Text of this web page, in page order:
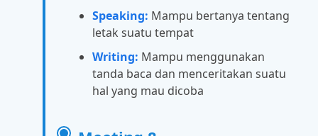
Speaking: Mampu bertanya tentang
letak suatu tempat
Writing: Mampu menggunakan
tanda baca dan menceritakan suatu
hal yang mau dicoba